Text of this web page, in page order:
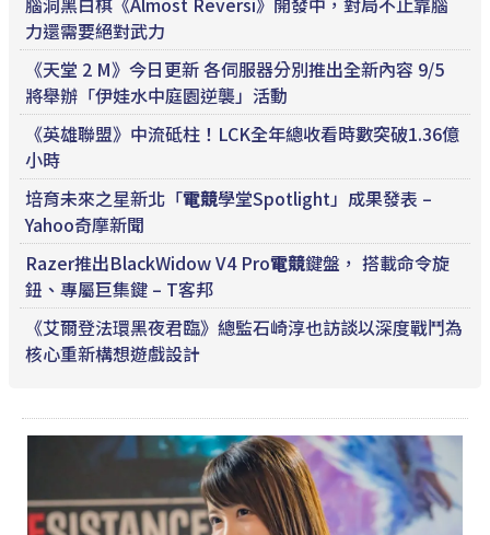
力還需要絕對武力
《天堂 2 M》今日更新 各伺服器分別推出全新內容 9/5
將舉辦「伊娃水中庭園逆襲」活動
《英雄聯盟》中流砥柱！LCK全年總收看時數突破1.36億
小時
培育未來之星新北「電競學堂Spotlight」成果發表 –
Yahoo奇摩新聞
Razer推出BlackWidow V4 Pro電競鍵盤， 搭載命令旋
鈕、專屬巨集鍵 – T客邦
《艾爾登法環黑夜君臨》總監石崎淳也訪談以深度戰鬥為
核心重新構想遊戲設計